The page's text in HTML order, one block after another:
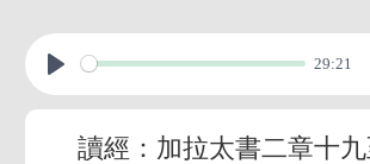
29:21
讀經：加拉太書二章十